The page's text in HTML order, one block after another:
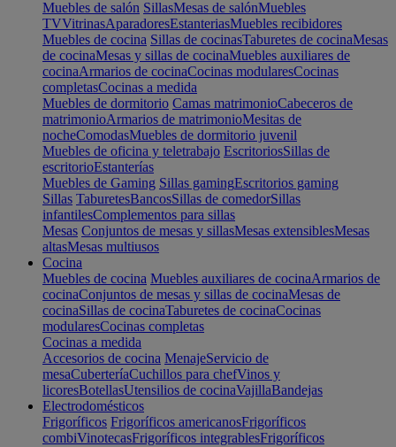
Muebles de salón SillasMesas de salónMuebles
TVVitrinasAparadoresEstanteriasMuebles recibidores
Muebles de cocina Sillas de cocinasTaburetes de cocinaMesas
de cocinaMesas y sillas de cocinaMuebles auxiliares de
cocinaArmarios de cocinaCocinas modularesCocinas
completasCocinas a medida
Muebles de dormitorio Camas matrimonioCabeceros de
matrimonioArmarios de matrimonioMesitas de
nocheComodasMuebles de dormitorio juvenil
Muebles de oficina y teletrabajo EscritoriosSillas de
escritorioEstanterías
Muebles de Gaming Sillas gamingEscritorios gaming
Sillas TaburetesBancosSillas de comedorSillas
infantilesComplementos para sillas
Mesas Conjuntos de mesas y sillasMesas extensiblesMesas
altasMesas multiusos
Cocina
Muebles de cocina Muebles auxiliares de cocinaArmarios de
cocinaConjuntos de mesas y sillas de cocinaMesas de
cocinaSillas de cocinaTaburetes de cocinaCocinas
modularesCocinas completas
Cocinas a medida
Accesorios de cocina MenajeServicio de
mesaCuberteríaCuchillos para chefVinos y
licoresBotellasUtensilios de cocinaVajillaBandejas
Electrodomésticos
Frigoríficos Frigoríficos americanosFrigoríficos
combiVinotecasFrigoríficos integrablesFrigoríficos